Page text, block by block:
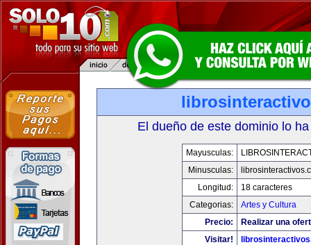
El dueño de este dominio lo
Mayusculas:
Minusculas:
Longitud:
18 caracteres
Categorias:
Artes y Cultura
Precio:
Realizar una
Visitar!